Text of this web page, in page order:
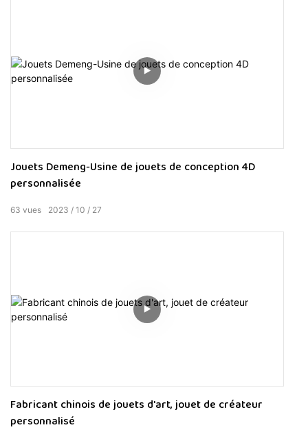
Jouets Demeng-Usine de jouets de conception 4D
personnalisée
2023 10 27
63 vues
Fabricant chinois de jouets d'art, jouet de créateur
personnalisé